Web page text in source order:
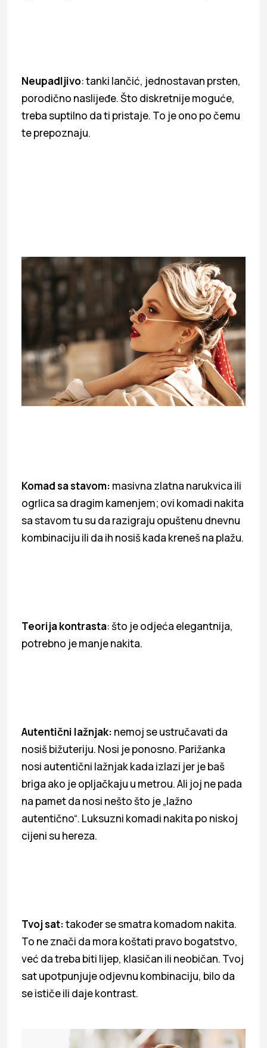
Neupadljivo: tanki lančić, jednostavan prsten,
porodično naslijeđe. Što diskretnije moguće,
treba suptilno da ti pristaje. To je ono po čemu
te prepoznaju.
Komad sa stavom: masivna zlatna narukvica ili
ogrlica sa dragim kamenjem; ovi komadi nakita
sa stavom tu su da razigraju opuštenu dnevnu
kombinaciju ili da ih nosiš kada kreneš na plažu.
Teorija kontrasta: što je odjeća elegantnija,
potrebno je manje nakita.
Autentični lažnjak: nemoj se ustručavati da
nosiš bižuteriju. Nosi je ponosno. Parižanka
nosi autentični lažnjak kada izlazi jer je baš
briga ako je opljačkaju u metrou. Ali joj ne pada
na pamet da nosi nešto što je „lažno
autentično“. Luksuzni komadi nakita po niskoj
cijeni su hereza.
Tvoj sat:također se smatra komadom nakita.
To ne znači da mora koštati pravo bogatstvo,
već da treba biti lijep, klasičan ili neobičan. Tvoj
sat upotpunjuje odjevnu kombinaciju, bilo da
se ističe ili daje kontrast.